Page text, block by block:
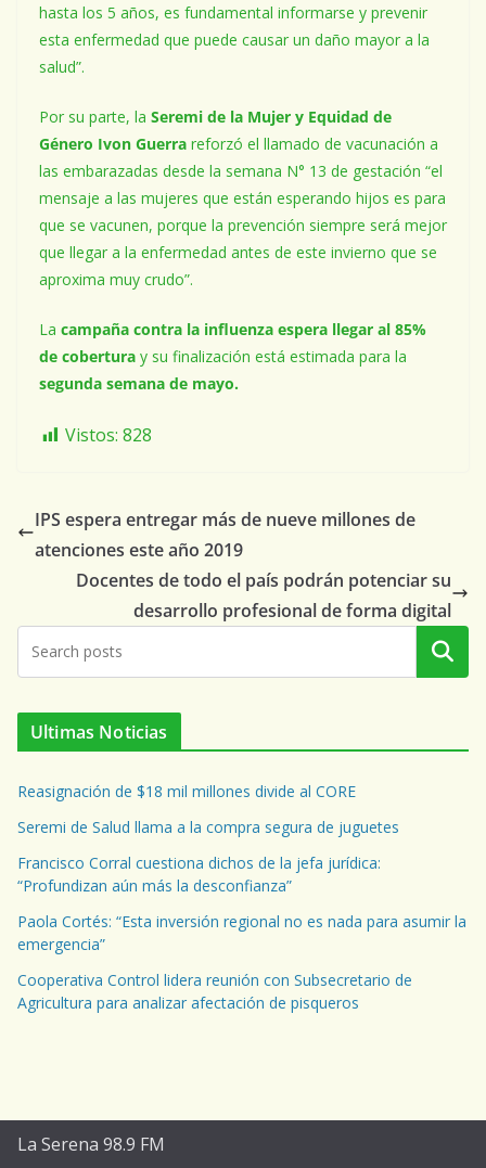
hasta los 5 años, es fundamental informarse y prevenir
esta enfermedad que puede causar un daño mayor a la
salud”.
Por su parte, la Seremi de la Mujer y Equidad de
Género Ivon Guerra reforzó el llamado de vacunación a
las embarazadas desde la semana N° 13 de gestación “el
mensaje a las mujeres que están esperando hijos es para
que se vacunen, porque la prevención siempre será mejor
que llegar a la enfermedad antes de este invierno que se
aproxima muy crudo”.
La campaña contra la influenza espera llegar al 85%
de cobertura y su finalización está estimada para la
segunda semana de mayo.
Vistos: 828
IPS espera entregar más de nueve millones de
atenciones este año 2019
Docentes de todo el país podrán potenciar su
desarrollo profesional de forma digital
Buscar
Ultimas Noticias
Reasignación de $18 mil millones divide al CORE
Seremi de Salud llama a la compra segura de juguetes
Francisco Corral cuestiona dichos de la jefa jurídica:
“Profundizan aún más la desconfianza”
Paola Cortés: “Esta inversión regional no es nada para asumir la
emergencia”
Cooperativa Control lidera reunión con Subsecretario de
Agricultura para analizar afectación de pisqueros
La Serena 98.9 FM